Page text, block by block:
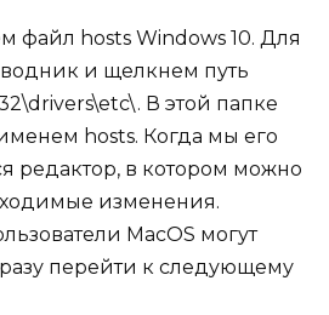
файл hosts Windows 10. Для
и щелкнем путь
В этой папке
hosts. Когда мы его
редактор, в котором можно
изменения.
MacOS могут
перейти к следующему